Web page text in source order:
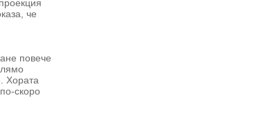
че
повече
Хората
скоро